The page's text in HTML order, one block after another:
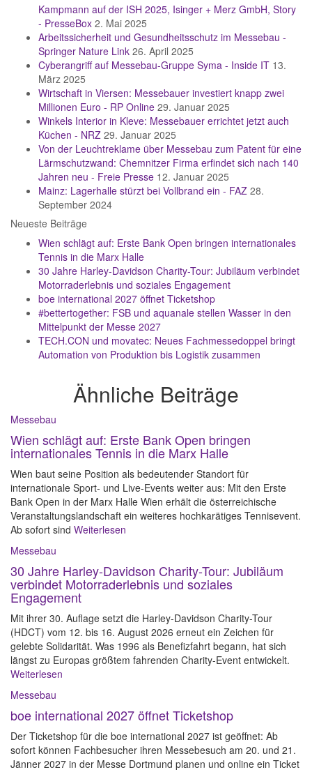
Kampmann auf der ISH 2025, Isinger + Merz GmbH, Story
- PresseBox 2. Mai 2025
Arbeitssicherheit und Gesundheitsschutz im Messebau -
Springer Nature Link 26. April 2025
Cyberangriff auf Messebau-Gruppe Syma - Inside IT 13.
März 2025
Wirtschaft in Viersen: Messebauer investiert knapp zwei
Millionen Euro - RP Online 29. Januar 2025
Winkels Interior in Kleve: Messebauer errichtet jetzt auch
Küchen - NRZ 29. Januar 2025
Von der Leuchtreklame über Messebau zum Patent für eine
Lärmschutzwand: Chemnitzer Firma erfindet sich nach 140
Jahren neu - Freie Presse 12. Januar 2025
Mainz: Lagerhalle stürzt bei Vollbrand ein - FAZ 28.
September 2024
Neueste Beiträge
Wien schlägt auf: Erste Bank Open bringen internationales
Tennis in die Marx Halle
30 Jahre Harley-Davidson Charity-Tour: Jubiläum verbindet
Motorraderlebnis und soziales Engagement
boe international 2027 öffnet Ticketshop
#bettertogether: FSB und aquanale stellen Wasser in den
Mittelpunkt der Messe 2027
TECH.CON und movatec: Neues Fachmessedoppel bringt
Automation von Produktion bis Logistik zusammen
Ähnliche Beiträge
Messebau
Wien schlägt auf: Erste Bank Open bringen
internationales Tennis in die Marx Halle
Wien baut seine Position als bedeutender Standort für
internationale Sport- und Live-Events weiter aus: Mit den Erste
Bank Open in der Marx Halle Wien erhält die österreichische
Veranstaltungslandschaft ein weiteres hochkarätiges Tennisevent.
Ab sofort sind Weiterlesen
Messebau
30 Jahre Harley-Davidson Charity-Tour: Jubiläum
verbindet Motorraderlebnis und soziales
Engagement
Mit ihrer 30. Auflage setzt die Harley-Davidson Charity-Tour
(HDCT) vom 12. bis 16. August 2026 erneut ein Zeichen für
gelebte Solidarität. Was 1996 als Benefizfahrt begann, hat sich
längst zu Europas größtem fahrenden Charity-Event entwickelt.
Weiterlesen
Messebau
boe international 2027 öffnet Ticketshop
Der Ticketshop für die boe international 2027 ist geöffnet: Ab
sofort können Fachbesucher ihren Messebesuch am 20. und 21.
Jänner 2027 in der Messe Dortmund planen und online ein Ticket